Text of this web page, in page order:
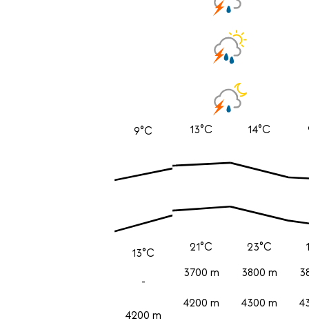
9°C
13°C
-
4200 m
13°C
21°C
3700 m
4200 m
14°C
23°C
3800 m
4300 m